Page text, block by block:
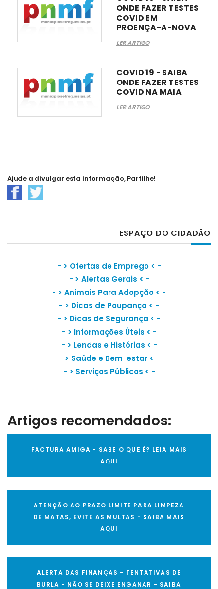
ONDE FAZER TESTES
COVID EM
PROENÇA-A-NOVA
LER ARTIGO
COVID 19 - SAIBA
ONDE FAZER TESTES
COVID NA MAIA
LER ARTIGO
Ajude a divulgar esta informação, Partilhe!
ESPAÇO DO CIDADÃO
- > Ofertas de Emprego< -
- > Alertas Gerais < -
- > Animais Para Adopção < -
- > Dicas de Poupança < -
- > Dicas de Segurança < -
- > Informações Úteis < -
- > Lendas e Histórias < -
- > Saúde e Bem-estar< -
- > Serviços Públicos < -
Artigos recomendados:
FACTURA AMIGA - SABE O QUE É? LEIA MAIS
AQUI
ATENÇÃO AO PRAZO LIMITE PARA LIMPEZA
DE MATAS, EVITE AS MULTAS - SAIBA MAIS
AQUI
ALERTA DAS FINANÇAS - TENTATIVAS DE
BURLA - NÃO SE DEIXE ENGANAR - SAIBA